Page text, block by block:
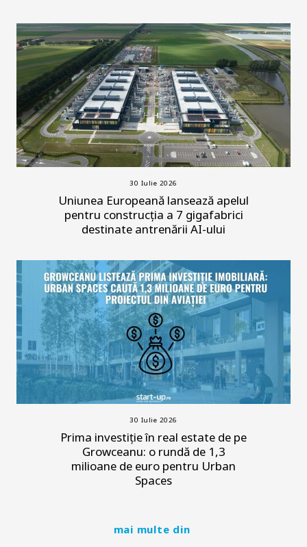
30 Iulie 2026
Uniunea Europeană lansează apelul
pentru construcția a 7 gigafabrici
destinate antrenării AI-ului
30 Iulie 2026
Prima investiție în real estate de pe
Growceanu: o rundă de 1,3
milioane de euro pentru Urban
Spaces
mai multe din